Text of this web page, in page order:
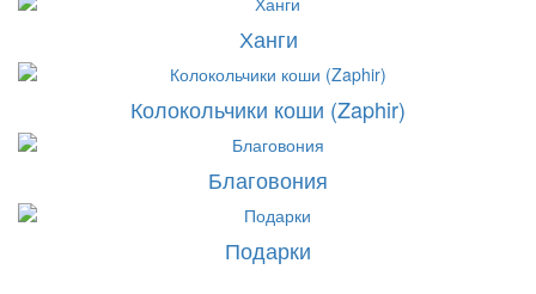
Ханги
Колокольчики коши (Zaphir)
Благовония
Подарки